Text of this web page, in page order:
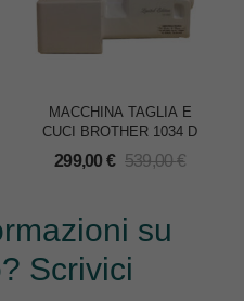
MACCHINA TAGLIA E
CUCI BROTHER 1034 D
299,00 € 539,00€
su
Scrivici